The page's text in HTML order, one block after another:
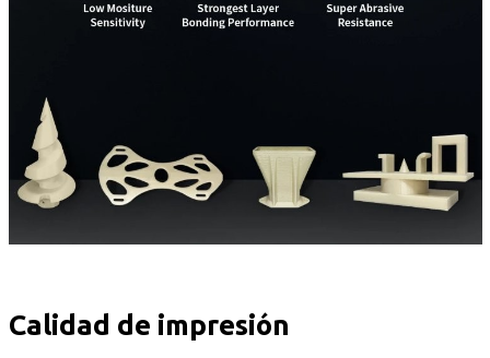
Calidad de impresión